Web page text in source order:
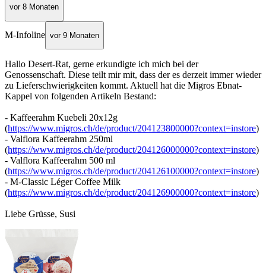
vor 8 Monaten
M-Infoline vor 9 Monaten
Hallo Desert-Rat, gerne erkundigte ich mich bei der
Genossenschaft. Diese teilt mir mit, dass der es derzeit immer wieder
zu Lieferschwierigkeiten kommt. Aktuell hat die Migros Ebnat-
Kappel von folgenden Artikeln Bestand:
- Kaffeerahm Kuebeli 20x12g
(https://www.migros.ch/de/product/204123800000?context=instore)
- Valflora Kaffeerahm 250ml
(https://www.migros.ch/de/product/204126000000?context=instore)
- Valflora Kaffeerahm 500 ml
(https://www.migros.ch/de/product/204126100000?context=instore)
- M-Classic Léger Coffee Milk
(https://www.migros.ch/de/product/204126900000?context=instore)
Liebe Grüsse, Susi